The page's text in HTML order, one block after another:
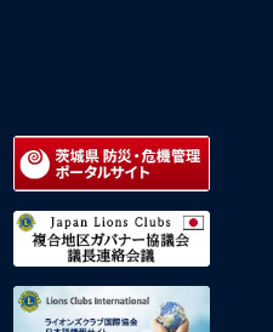
Facebook 災害掲示板 333-E地区
ライオンズクラブ国際協会
ライオンズクラブ国際協会公式機関